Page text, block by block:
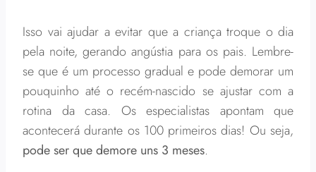
Isso vai ajudar a evitar que a criança troque o dia
pela noite, gerando angústia para os pais. Lembre-
se que é um processo gradual e pode demorar um
pouquinho até o recém-nascido se ajustar com a
rotina da casa. Os especialistas apontam que
acontecerá durante os 100 primeiros dias! Ou seja,
pode ser que demore uns 3 meses.